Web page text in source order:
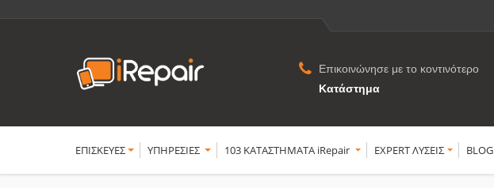
Επικοινώνησε με το κοντινότερο
Κατάστημα
ΕΠΙΣΚΕΥΕΣ YΠΗΡΕΣΙΕΣ 103 ΚΑΤΑΣΤΗΜΑΤΑ iRepair EXPERT ΛΥΣΕΙΣ BLOG